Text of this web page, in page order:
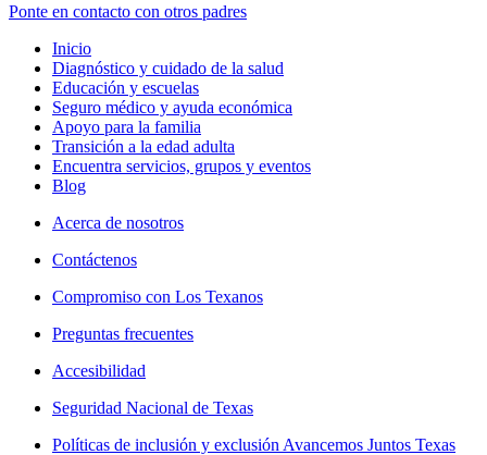
Ponte en contacto con otros padres
Inicio
Diagnóstico y cuidado de la salud
Educación y escuelas
Seguro médico y ayuda económica
Apoyo para la familia
Transición a la edad adulta
Encuentra servicios, grupos y eventos
Blog
Acerca de nosotros
Contáctenos
Compromiso con Los Texanos
Preguntas frecuentes
Accesibilidad
Seguridad Nacional de Texas
Políticas de inclusión y exclusión Avancemos Juntos Texas